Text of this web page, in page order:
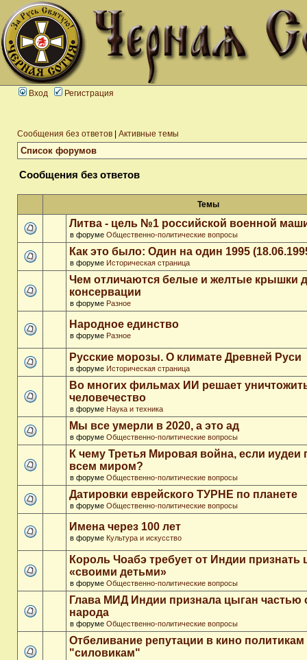
Вход Регистрация
Сообщения без ответов Активные темы
Список форумов
Сообщения без ответов
Темы
Литва - цель №1 российской военной
в форуме Общественно-политические вопросы
Как это было: Один на один 1995
в форуме Историческая страница
Чем отличаются белые и желтые крышки
консервации
в форуме Разное
Народное единство
в форуме Разное
Русские морозы. О климате Древней Руси
в форуме Историческая страница
Во многих фильмах ИИ решает
человечество
в форуме Наука и техника
Мы все умерли в 2020, а это ад
в форуме Общественно-политические вопросы
К чему Третья Мировая война, если иудеи
всем миром?
в форуме Общественно-политические вопросы
Датировки еврейского ТУРНЕ по планете
в форуме Общественно-политические вопросы
Имена через 100 лет
в форуме Культура и искусство
Король Чоабэ требует от Индии признать
«своими детьми»
в форуме Общественно-политические вопросы
Глава МИД Индии признала цыган частью
народа
в форуме Общественно-политические вопросы
Отбеливание репутации в кино политикам
"силовикам"